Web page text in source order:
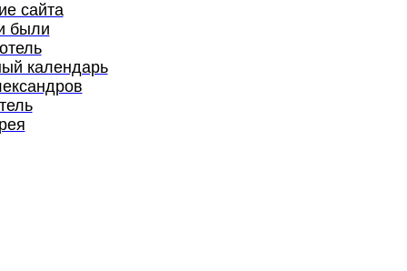
сайта
были
календарь